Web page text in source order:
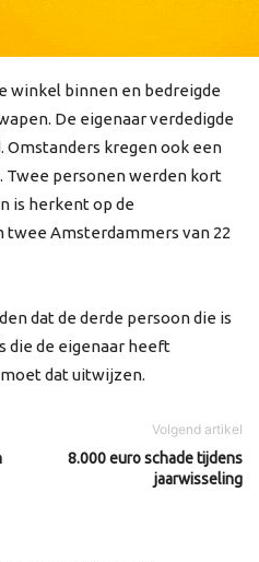
winkel binnen en bedreigde
De eigenaar verdedigde
Omstanders kregen ook een
Twee personen werden kort
is herkent op de
twee Amsterdammers van 22
dat de derde persoon die is
die de eigenaar heeft
dat uitwijzen.
Volgend artikel
8.000 euro schade tijdens
jaarwisseling